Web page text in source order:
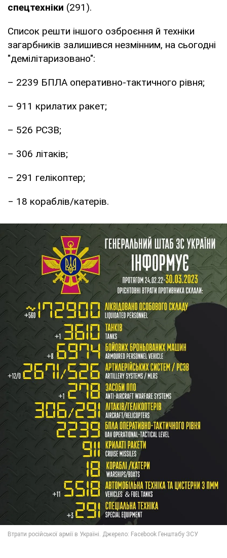
спецтехніки (291).
Список решти іншого озброєння й техніки
загарбників залишився незмінним, на сьогодні
"демілітаризовано":
– 2239 БПЛА оперативно-тактичного рівня;
– 911 крилатих ракет;
– 526 РСЗВ;
– 306 літаків;
– 291 гелікоптер;
‒ 18 кораблів/катерів.